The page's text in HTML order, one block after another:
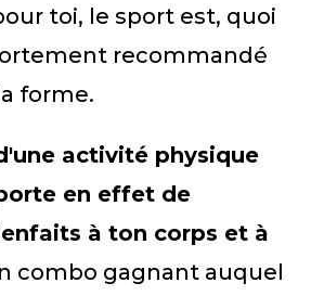
toi, le sport est, quoi
recommandé
forme.
activité physique
en effet de
à ton corps et à
combo gagnant auquel